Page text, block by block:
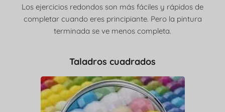
Los ejercicios redondos son más fáciles y rápidos de
completar cuando eres principiante. Pero la pintura
terminada se ve menos completa.
Taladros cuadrados